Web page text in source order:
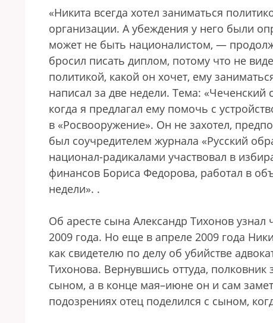
«Никита всегда хотел заниматься
организации. А убеждения у него были
может не быть националистом, —
бросил писать диплом, потому что не
политикой, какой он хочет, ему
написал за две недели. Тема: «Чеченский
когда я предлагал ему помочь с
в «Росвооружение». Он не захотел,
был соучредителем журнала «Русский
национал-радикалами участвовал в
финансов Бориса Федорова, работал в
недели». .
Об аресте сына Александр Тихонов
2009 года. Но еще в апреле 2009 года
как свидетелю по делу об убийстве
Тихонова. Вернувшись оттуда,
сыном, а в конце мая–июне он и сам
подозрениях отец поделился с сыном,